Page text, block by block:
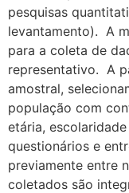
pesquisas
levantamento). A
para a coleta de
representativo. A
amostral,
população com
etária,
questionários e
previamente entre
coletados são